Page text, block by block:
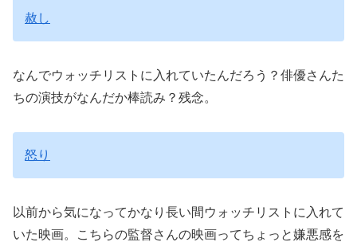
赦し
なんでウォッチリストに入れていたんだろう？俳優さんた
ちの演技がなんだか棒読み？残念。
怒り
以前から気になってかなり長い間ウォッチリストに入れて
いた映画。こちらの監督さんの映画ってちょっと嫌悪感を